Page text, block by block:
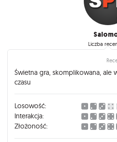
Liczba
Świetna gra, skomplikowana, ale
czasu
Losowość:
Interakcja:
Złożoność: